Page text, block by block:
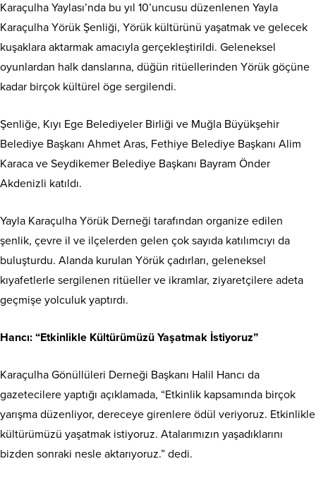
Karaçulha Yaylası’nda bu yıl 10’uncusu düzenlenen Yayla
Karaçulha Yörük Şenliği, Yörük kültürünü yaşatmak ve gelecek
kuşaklara aktarmak amacıyla gerçekleştirildi. Geleneksel
oyunlardan halk danslarına, düğün ritüellerinden Yörük göçüne
kadar birçok kültürel öge sergilendi.
Şenliğe, Kıyı Ege Belediyeler Birliği ve Muğla Büyükşehir
Belediye Başkanı Ahmet Aras, Fethiye Belediye Başkanı Alim
Karaca ve Seydikemer Belediye Başkanı Bayram Önder
Akdenizli katıldı.
Yayla Karaçulha Yörük Derneği tarafından organize edilen
şenlik, çevre il ve ilçelerden gelen çok sayıda katılımcıyı da
buluşturdu. Alanda kurulan Yörük çadırları, geleneksel
kıyafetlerle sergilenen ritüeller ve ikramlar, ziyaretçilere adeta
geçmişe yolculuk yaptırdı.
Hancı: “Etkinlikle Kültürümüzü Yaşatmak İstiyoruz”
Karaçulha Gönüllüleri Derneği Başkanı Halil Hancı da
gazetecilere yaptığı açıklamada, “Etkinlik kapsamında birçok
yarışma düzenliyor, dereceye girenlere ödül veriyoruz. Etkinlikle
kültürümüzü yaşatmak istiyoruz. Atalarımızın yaşadıklarını
bizden sonraki nesle aktarıyoruz.” dedi.